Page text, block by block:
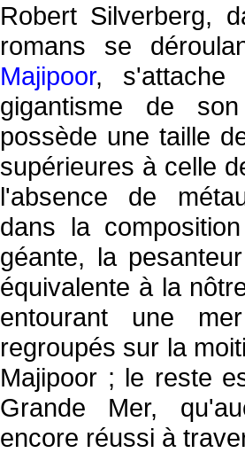
Robert Silverberg,
romans se
Majipoor, s'attache
gigantisme de
possède une taille
supérieures à celle
l'absence de
dans la
géante, la
équivalente à la
entourant une
regroupés sur la
Majipoor ; le reste
Grande Mer,
encore réussi à